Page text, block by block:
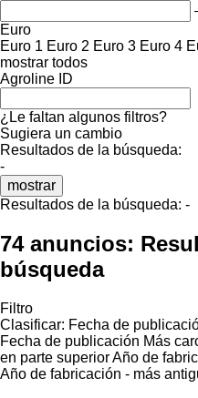
Euro
Euro 1 Euro 2 Euro 3 Euro 4
mostrar todos
Agroline ID
¿Le faltan algunos filtros?
Sugiera un cambio
Resultados de la búsqueda:
-
mostrar
Resultados de la búsqueda: -
74 anuncios:
búsqueda
Filtro
Clasificar: Fecha de
Fecha de publicación Más
en parte superiorAño de
Año de fabricación - más